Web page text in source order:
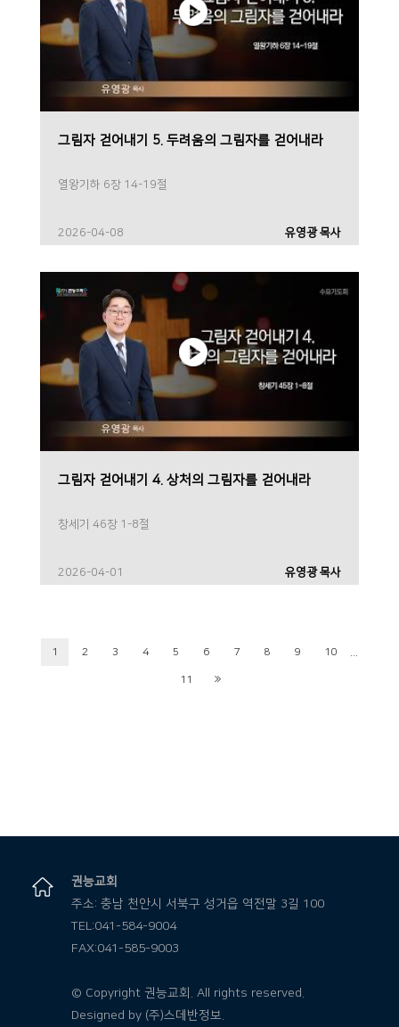
그림자 걷어내기 5. 두려움의 그림자를 걷어내라
열왕기하 6장 14-19절
2026-04-08 유영광 목사
그림자 걷어내기 4. 상처의 그림자를 걷어내라
창세기 46장 1-8절
2026-04-01 유영광 목사
1 2 3 4 5 6 7 8 9 10
11
권능교회
주소: 충남 천안시 서북구 성거읍 역전말 3길 100
TEL:041-584-9004
FAX:041-585-9003
© Copyright 권능교회. All rights reserved.
Designed by (주)스데반정보.